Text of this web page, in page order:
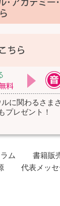
に関わるさま
もプレゼント！
ム 書籍販
代表メッ